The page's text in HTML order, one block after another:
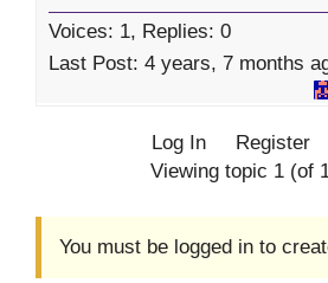
Voices: 1, Replies: 0
Last Post: 4 years, 7 months
Log In Register
Viewing topic 1 (of
You must be logged in to